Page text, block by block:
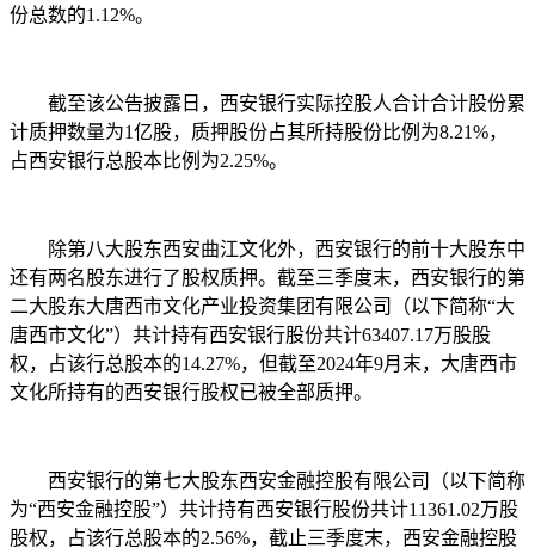
份总数的1.12%。
截至该公告披露日，西安银行实际控股人合计合计股份累
计质押数量为1亿股，质押股份占其所持股份比例为8.21%，
占西安银行总股本比例为2.25%。
除第八大股东西安曲江文化外，西安银行的前十大股东中
还有两名股东进行了股权质押。截至三季度末，西安银行的第
二大股东大唐西市文化产业投资集团有限公司（以下简称“大
唐西市文化”）共计持有西安银行股份共计63407.17万股股
权，占该行总股本的14.27%，但截至2024年9月末，大唐西市
文化所持有的西安银行股权已被全部质押。
西安银行的第七大股东西安金融控股有限公司（以下简称
为“西安金融控股”）共计持有西安银行股份共计11361.02万股
股权，占该行总股本的2.56%，截止三季度末，西安金融控股